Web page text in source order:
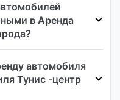
в Аренда
автомобиля
Тунис -центр